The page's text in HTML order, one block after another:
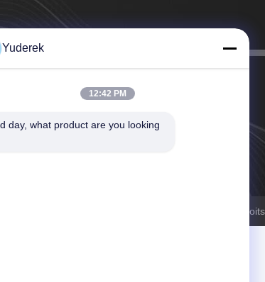
de retour dès que possible.
Xinyu Packaging Machinery Co., Ltd. . Tous droits
Yuderek
12:42 PM
day, what product are you looking